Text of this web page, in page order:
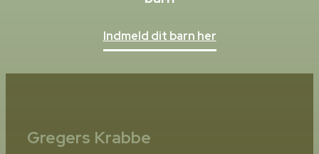
Indmeld dit barn her
Gregers Krabbe